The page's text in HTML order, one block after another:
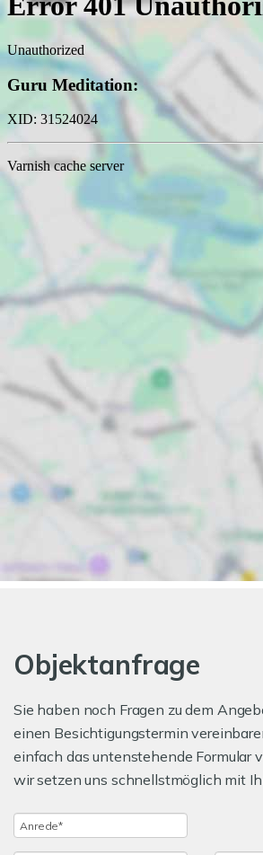
Objektanfrage
Sie haben noch Fragen zu dem
einen Besichtigungstermin
einfach das untenstehende Formular
wir setzen uns schnellstmöglich mit